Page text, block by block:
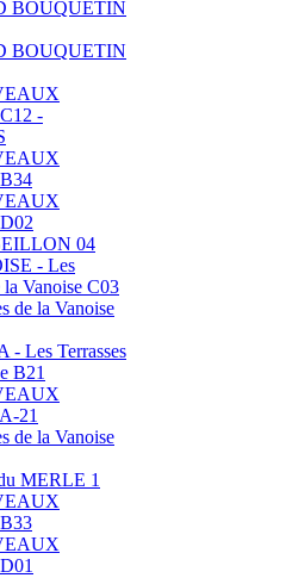
BOUQUETIN
BOUQUETIN
-
04
- Les
la Vanoise C03
de la Vanoise
Les Terrasses
B21
21
de la Vanoise
MERLE 1